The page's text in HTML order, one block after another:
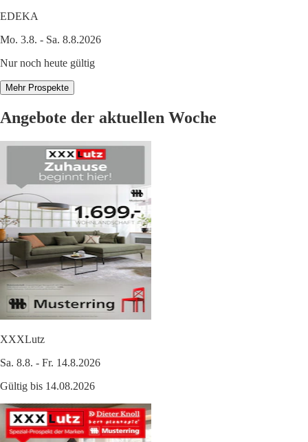
EDEKA
Mo. 3.8. - Sa. 8.8.2026
Nur noch heute gültig
Mehr Prospekte
Angebote der aktuellen Woche
XXXLutz
Sa. 8.8. - Fr. 14.8.2026
Gültig bis 14.08.2026